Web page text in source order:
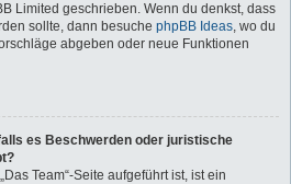
Limited geschrieben. Wenn du denkst, dass
sollte, dann besuche phpBB Ideas, wo du
abgeben oder neue Funktionen
es Beschwerden oder juristische
Team“-Seite aufgeführt ist, ist ein